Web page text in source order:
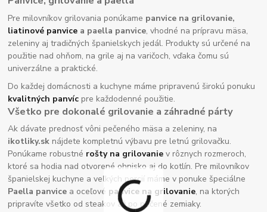
Pre milovníkov grilovania ponúkame panvice na grilovanie,
liatinové panvice a paella panvice, vhodné na prípravu mäsa,
zeleniny aj tradičných španielskych jedál. Produkty sú určené na
použitie nad ohňom, na grile aj na varičoch, vďaka čomu sú
univerzálne a praktické.
Do každej domácnosti a kuchyne máme pripravenú širokú ponuku
kvalitných panvíc pre každodenné použitie.
Všetko pre dokonalé grilovanie a záhradné párty
Ak dávate prednosť vôni pečeného mäsa a zeleniny, na
ikotliky.sk nájdete kompletnú výbavu pre letnú grilovačku.
Ponúkame robustné rošty na grilovanie v rôznych rozmeroch,
ktoré sa hodia nad otvorené ohnisko aj do kotlín. Pre milovníkov
španielskej kuchyne a veľkých porcií máme v ponuke špeciálne
Paella panvice a oceľové panvice na grilovanie, na ktorých
pripravíte všetko od steakov až po pečené zemiaky.